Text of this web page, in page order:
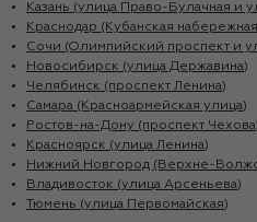
Казань (улица Право-Булачная и
Краснодар (Кубанская
Сочи (Олимпийский проспект и
Новосибирск (улица Державина)
Челябинск (проспект Ленина)
Самара (Красноармейская улица)
Ростов-на-Дону (проспект
Красноярск (улица Ленина)
Нижний Новгород (Верхне-
Владивосток (улица Арсеньева)
Тюмень (улица Первомайская)